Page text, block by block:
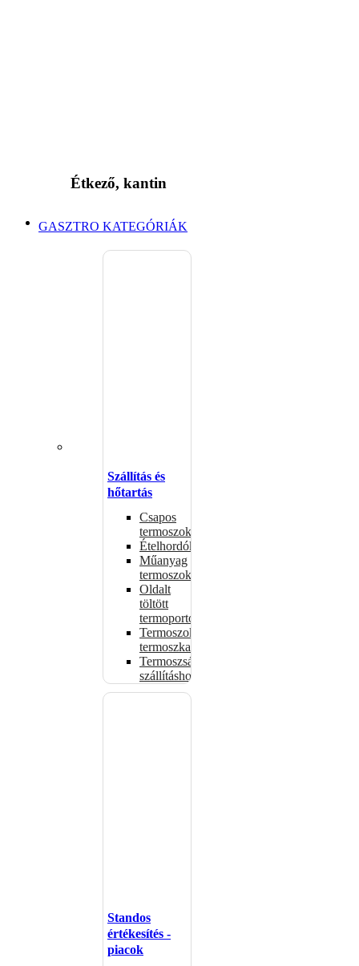
Étkező, kantin
GASZTRO KATEGÓRIÁK
Szállítás és
hőtartás
Csapos
termoszok
Ételhordók
Műanyag
termoszok
Oldalt
töltött
termoportok
Termoszok,
termoszkannák
Termoszsákok
szállításhoz
Standos
értékesítés -
piacok